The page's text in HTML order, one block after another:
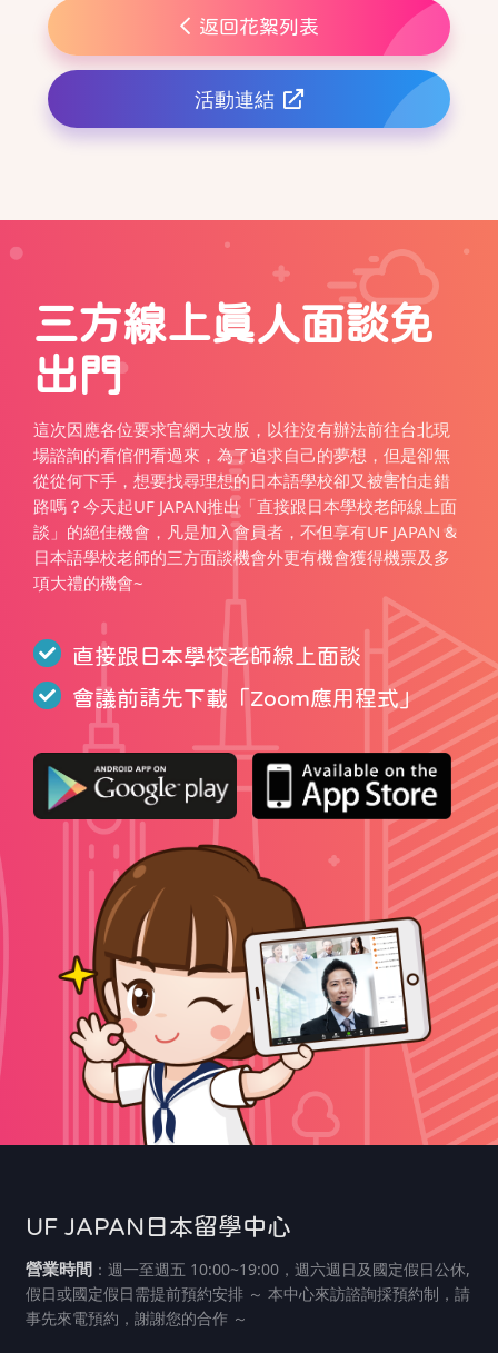
返回花絮列表
活動連結
三方線上真人面談免
出門
這次因應各位要求官網大改版，以往沒有辦法前往台北現
場諮詢的看倌們看過來，為了追求自己的夢想，但是卻無
從從何下手，想要找尋理想的日本語學校卻又被害怕走錯
路嗎？今天起UF JAPAN推出「直接跟日本學校老師線上面
談」的絕佳機會，凡是加入會員者，不但享有UF JAPAN &
日本語學校老師的三方面談機會外更有機會獲得機票及多
項大禮的機會~
直接跟日本學校老師線上面談
會議前請先下載「Zoom應用程式」
UF JAPAN日本留學中心
營業時間：週一至週五 10:00~19:00，週六週日及國定假日公休,
假日或國定假日需提前預約安排 ～ 本中心來訪諮詢採預約制，請
事先來電預約，謝謝您的合作 ～